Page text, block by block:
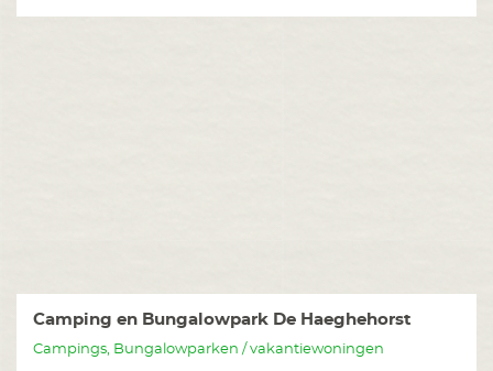
Camping en Bungalowpark De Haeghehorst
Campings, Bungalowparken / vakantiewoningen